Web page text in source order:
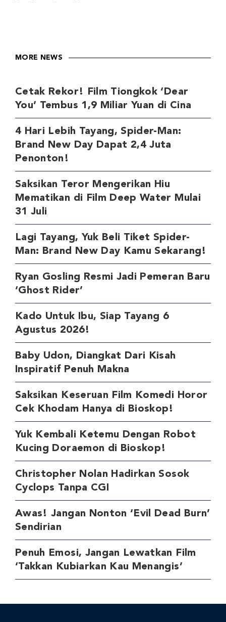
MORE NEWS
Cetak Rekor! Film Tiongkok ‘Dear
You’ Tembus 1,9 Miliar Yuan di Cina
4 Hari Lebih Tayang, Spider-Man:
Brand New Day Dapat 2,4 Juta
Penonton!
Saksikan Teror Mengerikan Hiu
Mematikan di Film Deep Water Mulai
31 Juli
Lagi Tayang, Yuk Beli Tiket Spider-
Man: Brand New Day Kamu Sekarang!
Ryan Gosling Resmi Jadi Pemeran Baru
‘Ghost Rider’
Kado Untuk Ibu, Siap Tayang 6
Agustus 2026!
Baby Udon, Diangkat Dari Kisah
Inspiratif Penuh Makna
Saksikan Keseruan Film Komedi Horor
Cek Khodam Hanya di Bioskop!
Yuk Kembali Ketemu Dengan Robot
Kucing Doraemon di Bioskop!
Christopher Nolan Hadirkan Sosok
Cyclops Tanpa CGI
Awas! Jangan Nonton ‘Evil Dead Burn’
Sendirian
Penuh Emosi, Jangan Lewatkan Film
‘Takkan Kubiarkan Kau Menangis’